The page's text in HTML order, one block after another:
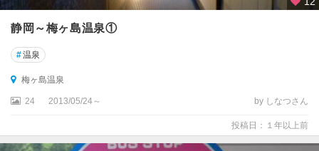
静岡～梅ヶ島温泉①
#温泉
梅ヶ島温泉
24 2013/05/24～ by しなつさん
投稿日：１年以上前